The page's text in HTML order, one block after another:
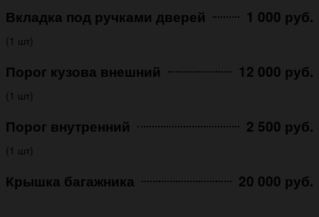
Вкладка под ручками дверей 1 000 руб.
(1 шт)
Порог кузова внешний 12 000 руб.
(1 шт)
Порог внутренний 2 500 руб.
(1 шт)
Крышка багажника 20 000 руб.